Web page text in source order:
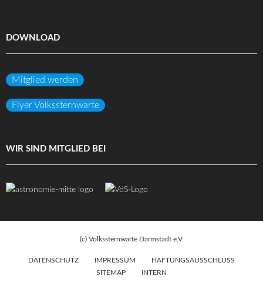
DOWNLOAD
Mitglied werden
Flyer Volkssternwarte
WIR SIND MITGLIED BEI
(c) Volkssternwarte Darmstadt e.V.
DATENSCHUTZ IMPRESSUM
HAFTUNGSAUSSCHLUSS
SITEMAP
INTERN